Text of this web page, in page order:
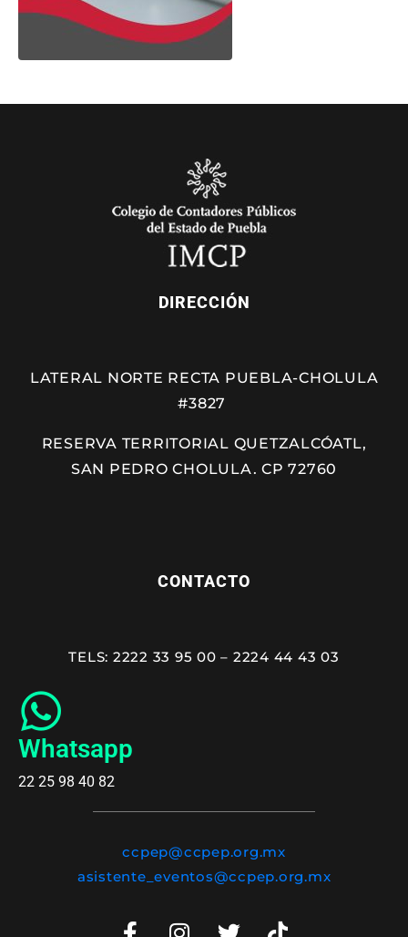
DIRECCIÓN
LATERAL NORTE RECTA PUEBLA-CHOLULA
#3827
RESERVA TERRITORIAL QUETZALCÓATL,
SAN PEDRO CHOLULA. CP 72760
CONTACTO
TELS: 2222 33 95 00 – 2224 44 43 03
Whatsapp
22 25 98 40 82
ccpep@ccpep.org.mx
asistente_eventos@ccpep.org.mx